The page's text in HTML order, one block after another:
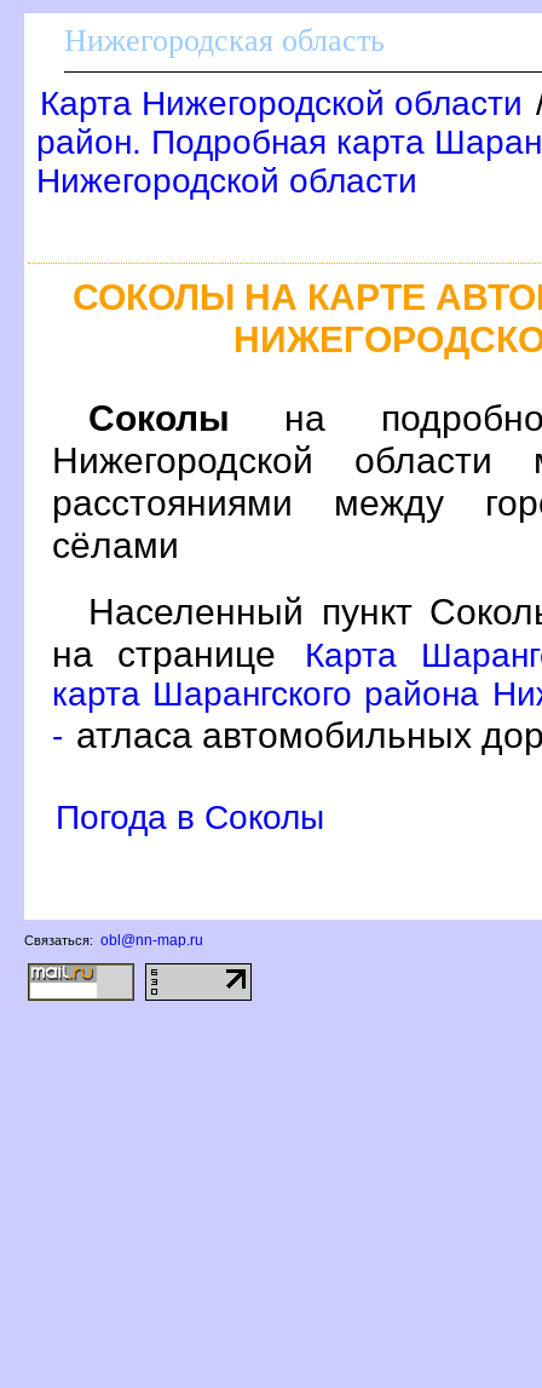
Нижегородская область
Карта Нижегородской области
район. Подробная карта
Нижегородской области
СОКОЛЫ НА КАРТЕ
Соколы на
Нижегородской
расстояниями между
сёлами
Населенный пункт
на странице
Карта
карта Шарангского района
- атласа автомобильных
Погода в Соколы
Связаться: obl@nn-map.ru